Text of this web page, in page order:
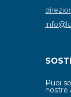
Puoi
nostre